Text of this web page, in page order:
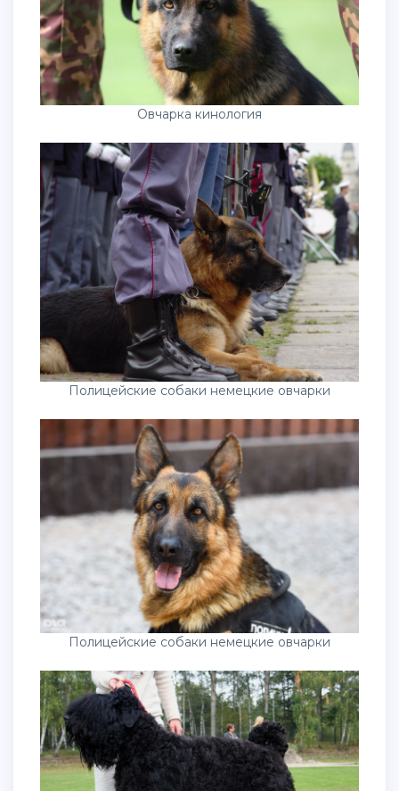
Овчарка кинология
Полицейские собаки немецкие овчарки
Полицейские собаки немецкие овчарки